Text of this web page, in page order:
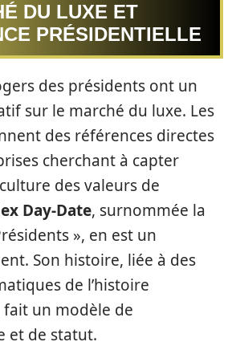
DU LUXE ET
PRÉSIDENTIELLE
des présidents ont un
sur le marché du luxe. Les
des références directes
cherchant à capter
des valeurs de
Day-Date, surnommée la
», en est un
Son histoire, liée à des
de l’histoire
un modèle de
et de statut.